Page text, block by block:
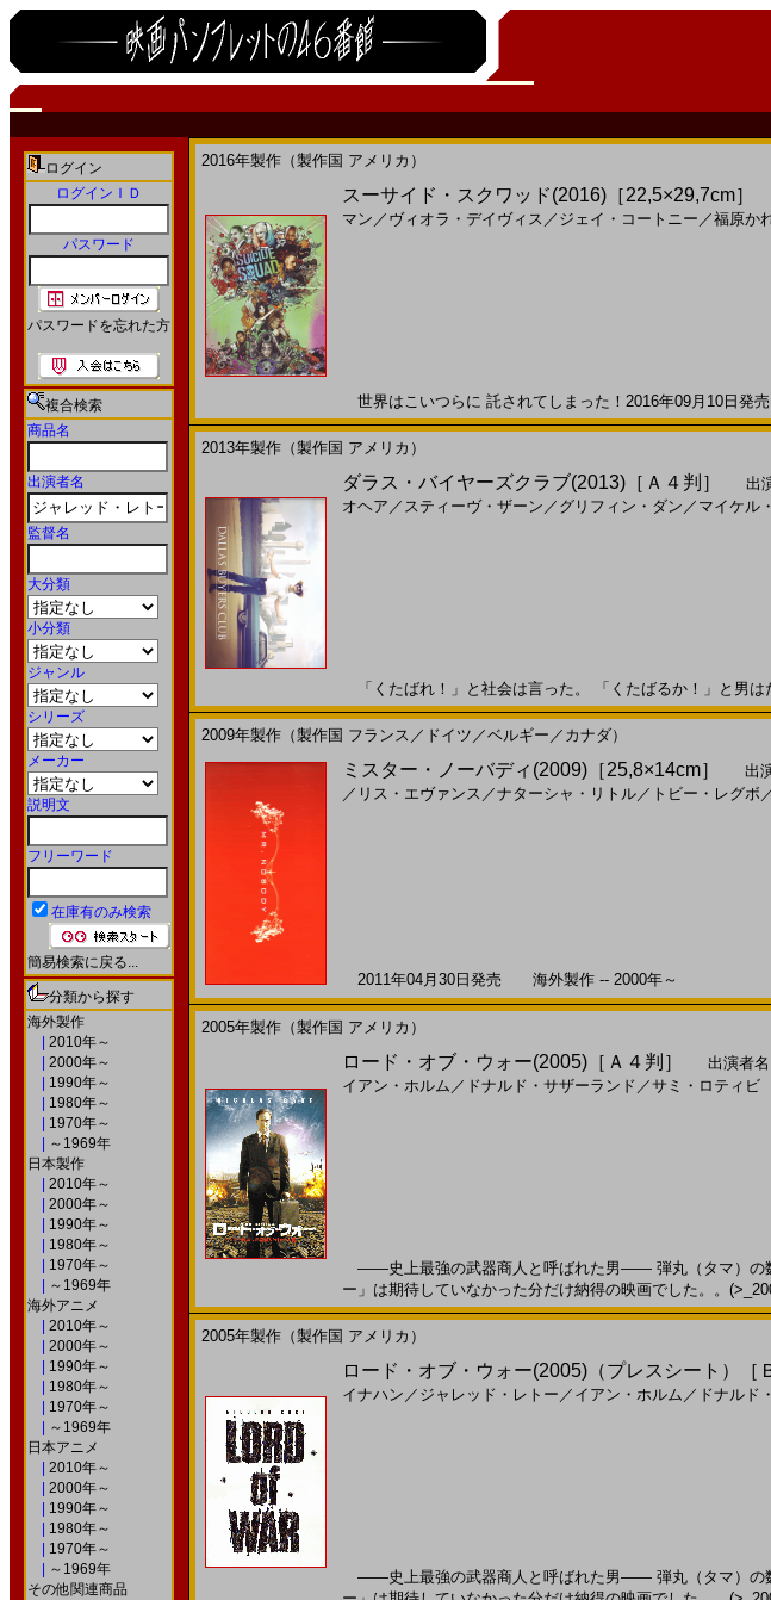
ログイン
ログインＩＤ
パスワード
パスワードを忘れた方
複合検索
商品名
出演者名
監督名
大分類
小分類
ジャンル
シリーズ
メーカー
説明文
フリーワード
在庫有のみ検索
簡易検索に戻る...
分類から探す
海外製作
2010年～
2000年～
1990年～
1980年～
1970年～
～1969年
日本製作
2010年～
2000年～
1990年～
1980年～
1970年～
～1969年
海外アニメ
2010年～
2000年～
1990年～
1980年～
1970年～
～1969年
日本アニメ
2010年～
2000年～
1990年～
1980年～
1970年～
～1969年
その他関連商品
2016年製作（製作国 アメリカ）
スーサイド・スクワッド(2016)［22,5×29,7cm］
マン ／ ヴィオラ・デイヴィス ／ ジェイ・コートニー ／福原か
世界はこいつらに 託されてしまった！2016年09月10日
2013年製作（製作国 アメリカ）
ダラス・バイヤーズクラブ(2013)［Ａ４判］ 出
オヘア ／ スティーヴ・ザーン ／ グリフィン・ダン ／ マイケル
「くたばれ！」と社会は言った。 「くたばるか！」と男
2009年製作（製作国 フランス／ドイツ／ベルギー／カナダ）
ミスター・ノーバディ(2009)［25,8×14cm］ 出演
／ リス・エヴァンス ／ナターシャ・リトル／ トビー・レグボ
2011年04月30日発売 海外製作 -- 2000年～
2005年製作（製作国 アメリカ）
ロード・オブ・ウォー(2005)［Ａ４判］ 出演者名
イアン・ホルム ／ ドナルド・サザーランド ／サミ・ロティビ
――史上最強の武器商人と呼ばれた男―― 弾丸（タマ）の
ー」は期待していなかった分だけ納得の映画でした。。
2005年製作（製作国 アメリカ）
ロード・オブ・ウォー(2005)（プレスシート）［
イナハン ／ ジャレッド・レトー ／ イアン・ホルム ／ ドナルド
――史上最強の武器商人と呼ばれた男―― 弾丸（タマ）の